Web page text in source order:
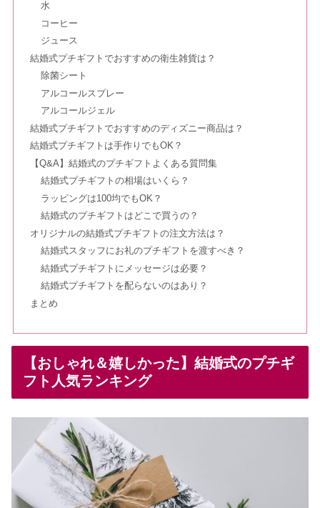
水
コーヒー
ジュース
結婚式プチギフトでおすすめの衛生雑貨は？
除菌シート
アルコールスプレー
アルコールジェル
結婚式プチギフトでおすすめのディズニー商品は？
結婚式プチギフトは手作りでもOK？
【Q&A】結婚式のプチギフトよくある質問集
結婚式プチギフトの相場はいくら？
ラッピングは100均でもOK？
結婚式のプチギフトはどこで買うの？
オリジナルの結婚式プチギフトの注文方法は？
結婚式スタッフにお礼のプチギフトを渡すべき？
結婚式プチギフトにメッセージは必要？
結婚式プチギフトを配らないのはあり？
まとめ
【おしゃれ＆嬉しかった】結婚式のプチギ
フト人気ランキング